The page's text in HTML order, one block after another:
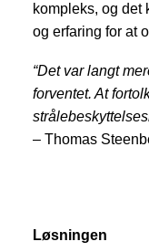
kompleks, og
og erfaring for at
“Det var langt
forventet. At
– Thomas
Løsningen